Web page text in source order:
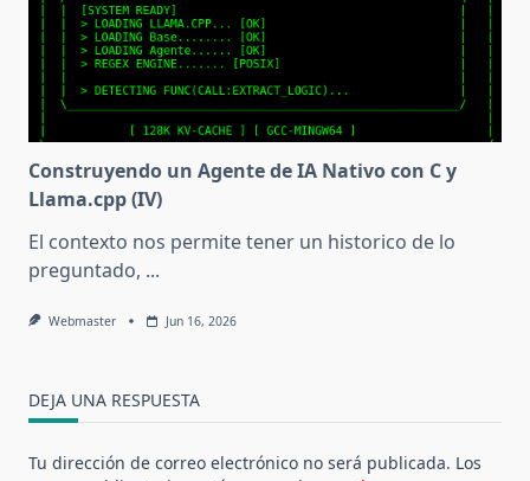
Construyendo un Agente de IA Nativo con C y
Llama.cpp (IV)
El contexto nos permite tener un historico de lo
preguntado, ...
Webmaster Jun 16, 2026
DEJA UNA RESPUESTA
Tu dirección de correo electrónico no será publicada. Los